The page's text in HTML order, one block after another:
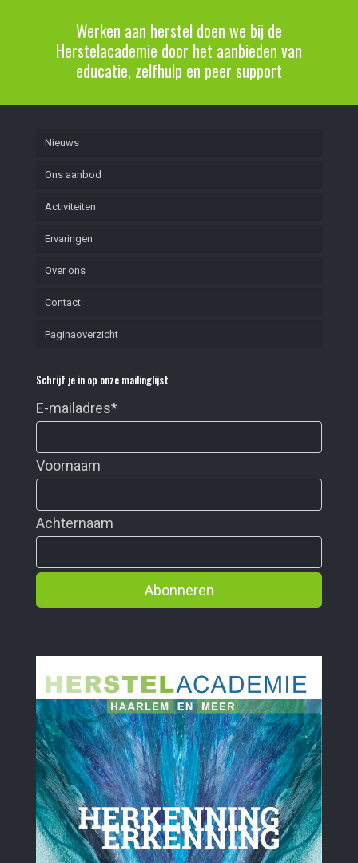
Werken aan herstel doen we bij de
Herstelacademie door het aanbieden van
educatie, zelfhulp en peer support
Nieuws
Ons aanbod
Activiteiten
Ervaringen
Over ons
Contact
Paginaoverzicht
Schrijf je in op onze mailinglijst
E-mailadres*
Voornaam
Achternaam
Abonneren